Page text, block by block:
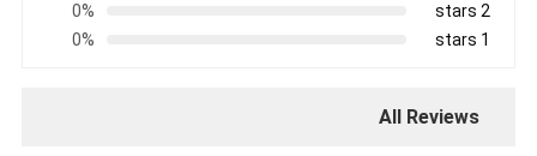
2 stars
0%
1 stars
0%
All Reviews